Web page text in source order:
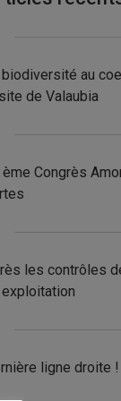
biodiversité au
de Valaubia
Congrès
les contrôles
ligne droite !